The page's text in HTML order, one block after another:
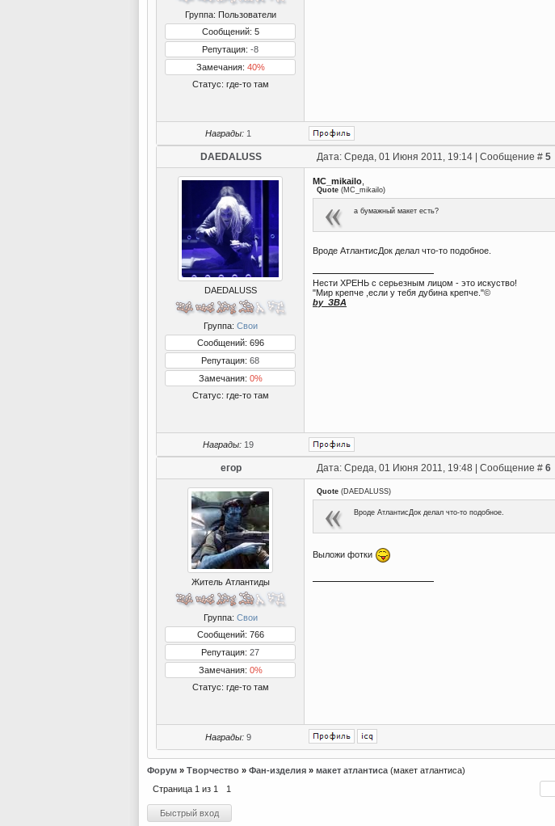
Группа: Пользователи
Сообщений: 5
Репутация: -8
Замечания: 40%
Статус: где-то там
Награды: 1
DAEDALUSS Дата: Среда, 01 Июня 2011, 19:14 | Сообщение # 5
DAEDALUSS
Группа: Свои
Сообщений: 696
Репутация: 68
Замечания: 0%
Статус: где-то там
MC_mikailo
Quote (MC_mikailo)
а бумажный макет есть?
Вроде АтлантисДок делал что-то подобное.
Нести ХРЕНЬ с серьезным лицом - это искуство!
"Мир крепче ,если у тебя дубина крепче."©
by_ЗВА
Награды: 19
егор Дата: Среда, 01 Июня 2011, 19:48 | Сообщение # 6
Житель Атлантиды
Группа: Свои
Сообщений: 766
Репутация: 27
Замечания: 0%
Статус: где-то там
Quote (DAEDALUSS)
Вроде АтлантисДок делал что-то подобное.
Выложи фотки
Награды: 9
Форум » Творчество » Фан-изделия » макет атлантиса (макет атлантиса)
Страница 1 из 1 1